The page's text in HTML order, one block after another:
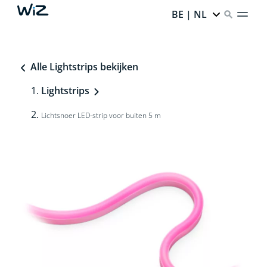
BE | NL
Alle Lightstrips bekijken
Lightstrips
Lichtsnoer LED-strip voor buiten 5 m